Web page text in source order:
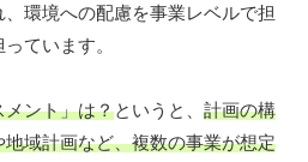
環境への配慮を事業レベルで担
ています。
メント」は？というと、 計画の構
域計画など、複数の事業が想定